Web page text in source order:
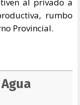
al privado a
rumbo
Provincial.